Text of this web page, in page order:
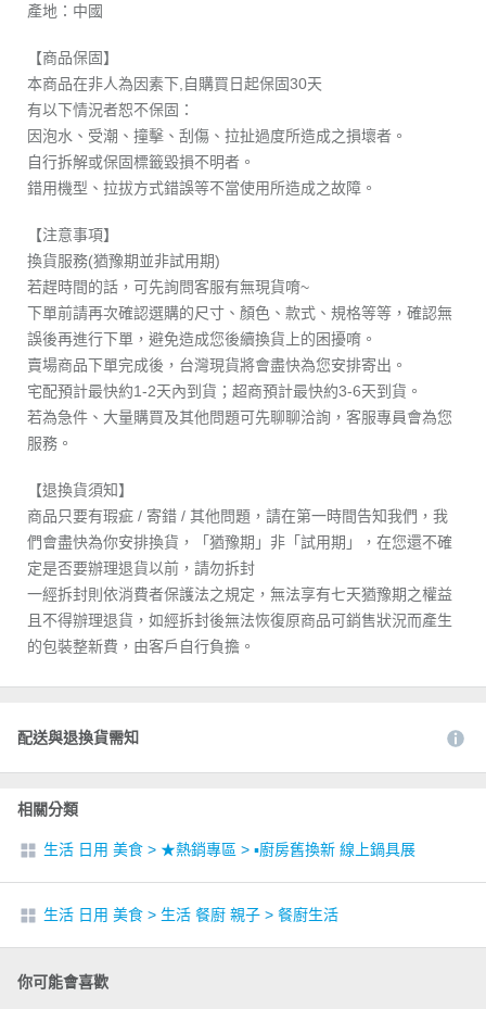
產地：中國
【商品保固】
本商品在非人為因素下,自購買日起保固30天
有以下情況者恕不保固：
因泡水、受潮、撞擊、刮傷、拉扯過度所造成之損壞者。
自行拆解或保固標籤毀損不明者。
錯用機型、拉拔方式錯誤等不當使用所造成之故障。
【注意事項】
換貨服務(猶豫期並非試用期)
若趕時間的話，可先詢問客服有無現貨唷~
下單前請再次確認選購的尺寸、顏色、款式、規格等等，確認無
誤後再進行下單，避免造成您後續換貨上的困擾唷。
賣場商品下單完成後，台灣現貨將會盡快為您安排寄出。
宅配預計最快約1-2天內到貨；超商預計最快約3-6天到貨。
若為急件、大量購買及其他問題可先聊聊洽詢，客服專員會為您
服務。
【退換貨須知】
商品只要有瑕疵 / 寄錯 / 其他問題，請在第一時間告知我們，我
們會盡快為你安排換貨，「猶豫期」非「試用期」，在您還不確
定是否要辦理退貨以前，請勿拆封
一經拆封則依消費者保護法之規定，無法享有七天猶豫期之權益
且不得辦理退貨，如經拆封後無法恢復原商品可銷售狀況而產生
的包裝整新費，由客戶自行負擔。
配送與退換貨需知
相關分類
生活 日用 美食 > ★熱銷專區 > ▪︎廚房舊換新 線上鍋具展
生活 日用 美食 > 生活 餐廚 親子 > 餐廚生活
你可能會喜歡